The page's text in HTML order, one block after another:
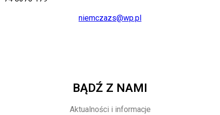
niemczazs@wp.pl
BĄDŹ Z NAMI
Aktualności i informacje